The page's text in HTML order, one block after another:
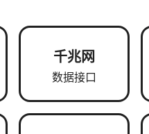
千兆网
数据接口